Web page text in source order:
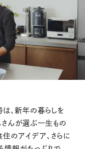
M
t
e
、新年の暮らしを
さんが選ぶ一生もの
のアイデア、さらに